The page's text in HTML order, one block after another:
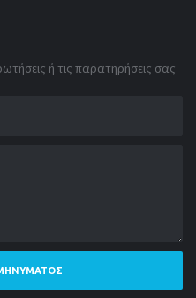
ή τις παρατηρήσεις σας